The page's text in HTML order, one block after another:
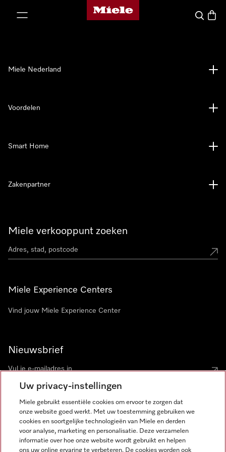
Homepage van Miele
Wat zoek
Miele verkooppunt zoeken
Miele Experience Centers
Vind jouw Miele Experience Center
Nieuwsbrief
Miele Nederland
Voordelen
Smart Home
Zakenpartner
Miele op Instagram
Miele op Facebook
Miele op Youtube
Uw privacy-instellingen
Miele gebruikt essentiële cookies om ervoor te zorgen dat
onze website goed werkt. Met uw toestemming gebruiken we
cookies en soortgelijke technologieën van Miele en derden
voor analyse, marketing en personalisatie. Deze verzamelen
informatie over hoe onze website wordt gebruikt en helpen
ons uw online ervaring te verbeteren. De cookies worden ook